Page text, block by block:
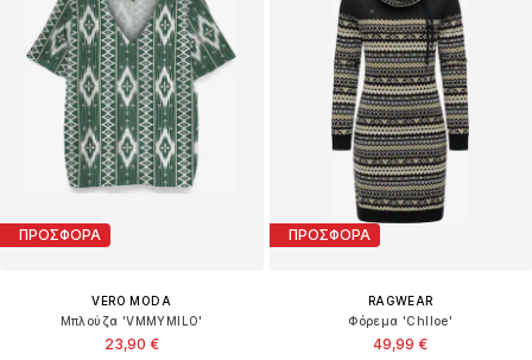
ΠΡΟΣΦΟΡΑ
VERO MODA
Μπλούζα 'VMMYMILO'
23,90 €
ΠΡΟΣΦΟΡΑ
RAGWEAR
Φόρεμα 'Chlloe'
49,99 €